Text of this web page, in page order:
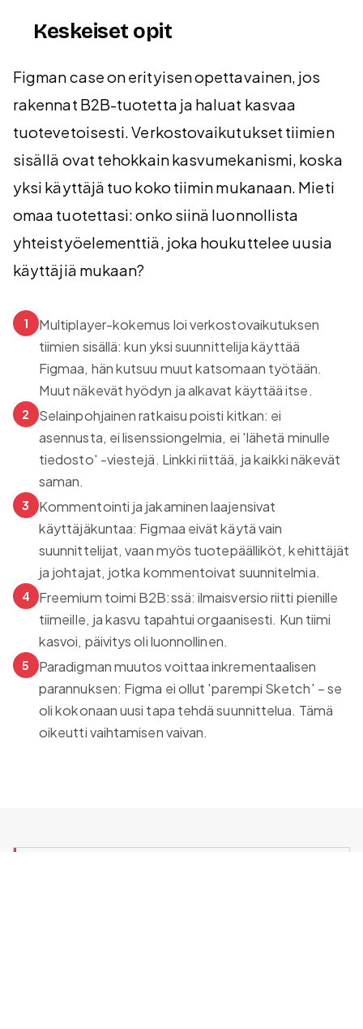
Keskeiset opit
Figman case on erityisen opettavainen, jos
rakennat B2B-tuotetta ja haluat kasvaa
tuotevetoisesti. Verkostovaikutukset tiimien
sisällä ovat tehokkain kasvumekanismi, koska
yksi käyttäjä tuo koko tiimin mukanaan. Mieti
omaa tuotettasi: onko siinä luonnollista
yhteistyöelementtiä, joka houkuttelee uusia
käyttäjiä mukaan?
1
Multiplayer-kokemus loi verkostovaikutuksen
tiimien sisällä: kun yksi suunnittelija käyttää
Figmaa, hän kutsuu muut katsomaan työtään.
Muut näkevät hyödyn ja alkavat käyttää itse.
2
Selainpohjainen ratkaisu poisti kitkan: ei
asennusta, ei lisenssiongelmia, ei 'lähetä minulle
tiedosto' -viestejä. Linkki riittää, ja kaikki näkevät
saman.
3
Kommentointi ja jakaminen laajensivat
käyttäjäkuntaa: Figmaa eivät käytä vain
suunnittelijat, vaan myös tuotepäälliköt, kehittäjät
ja johtajat, jotka kommentoivat suunnitelmia.
4
Freemium toimi B2B:ssä: ilmaisversio riitti pienille
tiimeille, ja kasvu tapahtui orgaanisesti. Kun tiimi
kasvoi, päivitys oli luonnollinen.
5
Paradigman muutos voittaa inkrementaalisen
parannuksen: Figma ei ollut 'parempi Sketch' – se
oli kokonaan uusi tapa tehdä suunnittelua. Tämä
oikeutti vaihtamisen vaivan.